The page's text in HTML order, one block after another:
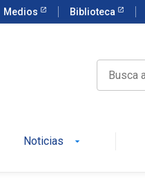
Medios Biblioteca
Noticias arrow_drop_down